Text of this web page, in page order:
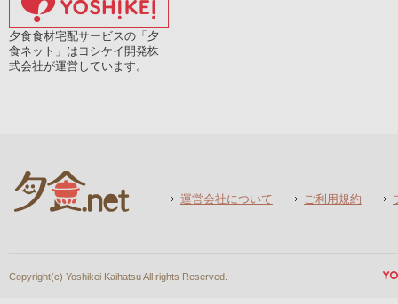
夕食食材宅配サービスの「夕
食ネット」はヨシケイ開発株
式会社が運営しています。
運営会社について ご利用規約
Copyright(c) Yoshikei Kaihatsu All rights Reserved.